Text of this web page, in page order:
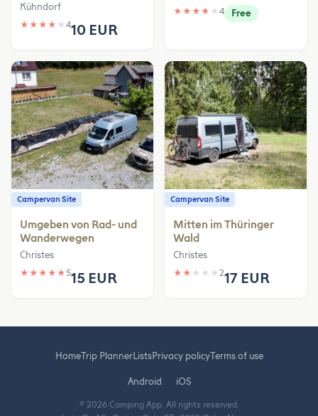
Kühndorf
★ ★ ★ ★ ★ 410 EUR
★ ★ ★ ★ ★ 4 Free
Campervan Site
Umgeben von Rad- und
Wanderwegen
Christes
★ ★ ★ ★ ★515 EUR
Campervan Site
Mitten im Thüringer
Wald
Christes
★ ★ ★ ★ ★ 217 EUR
HomeTrip PlannerListsPrivacy policyTerms of use
Android iOS
© 2026 Camping App. All rights reserved.